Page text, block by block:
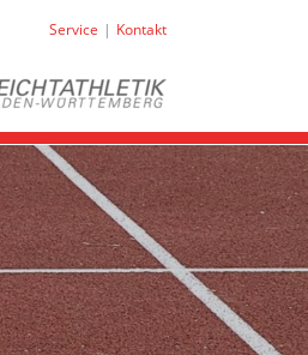
Service Kontakt